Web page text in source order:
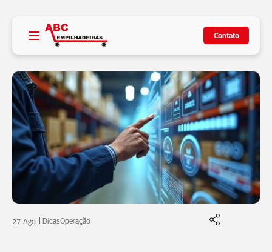
Contato
27 Ago DicasOperação